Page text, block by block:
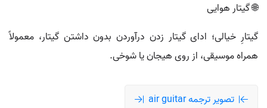
🌐 گیتار هوایی
گیتارِ خیالی؛ ادای گیتار زدن درآوردن بدون داشتن گیتار، معمولاً
همراه موسیقی، از روی هیجان یا شوخی.
تصویر ترجمه air guitar